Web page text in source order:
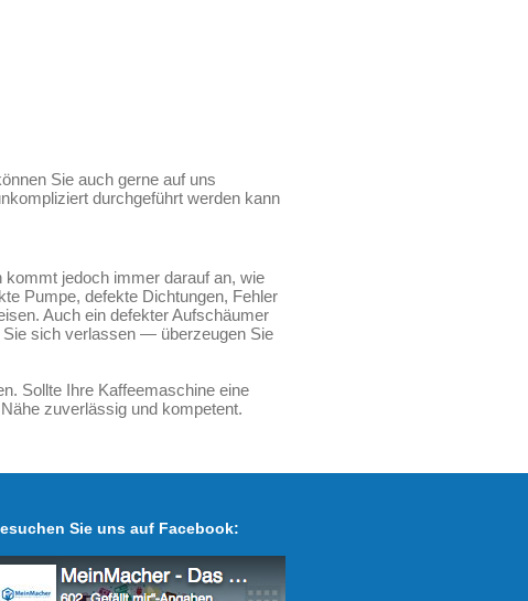
Sie auch gerne auf uns
durchgeführt werden kann
jedoch immer darauf an, wie
Pumpe, defekte Dichtungen, Fehler
Auch ein defekter Aufschäumer
Sie sich verlassen — überzeugen Sie
Sollte Ihre Kaffeemaschine eine
zuverlässig und kompetent.
Sie uns auf Facebook: